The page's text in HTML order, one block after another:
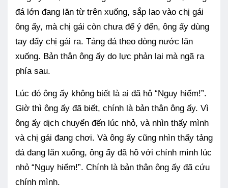
đá lớn đang lăn từ trên xuống, sắp lao vào chị gái
ông ấy, mà chị gái còn chưa để ý đến, ông ấy dùng
tay đẩy chị gái ra. Tảng đá theo dòng nước lăn
xuống. Bản thân ông ấy do lực phản lại mà ngã ra
phía sau.
Lúc đó ông ấy không biết là ai đã hô “Nguy hiểm!”.
Giờ thì ông ấy đã biết, chính là bản thân ông ấy. Vì
ông ấy dịch chuyển đến lúc nhỏ, và nhìn thấy mình
và chị gái đang chơi. Và ông ấy cũng nhìn thấy tảng
đá đang lăn xuống, ông ấy đã hô với chính mình lúc
nhỏ “Nguy hiểm!”. Chính là bản thân ông ấy đã cứu
chính mình.